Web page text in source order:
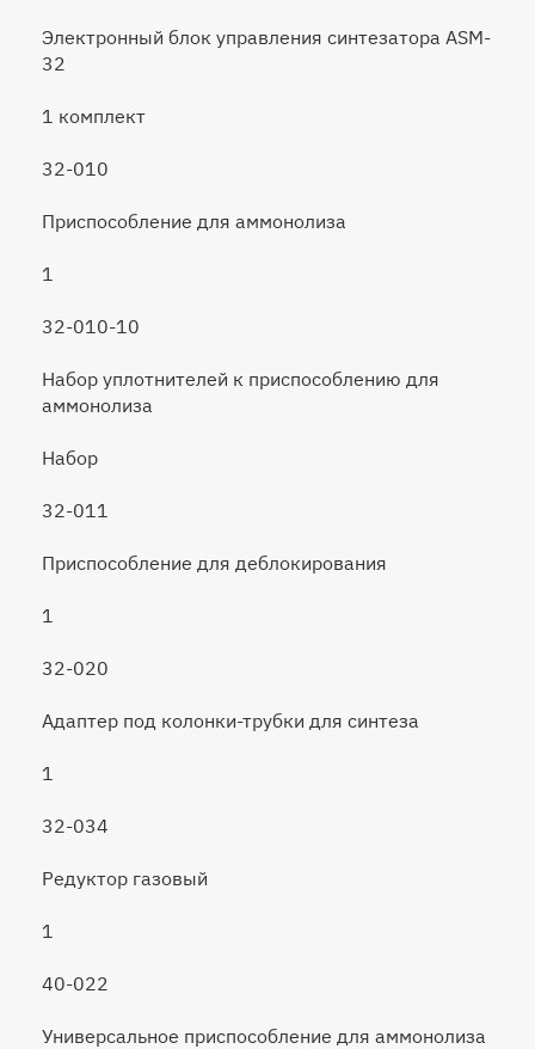
Электронный блок управления синтезатора ASM-
32
1 комплект
32-010
Приспособление для аммонолиза
1
32-010-10
Набор уплотнителей к приспособлению для
аммонолиза
Набор
32-011
Приспособление для деблокирования
1
32-020
Адаптер под колонки-трубки для синтеза
1
32-034
Редуктор газовый
1
40-022
Универсальное приспособление для аммонолиза